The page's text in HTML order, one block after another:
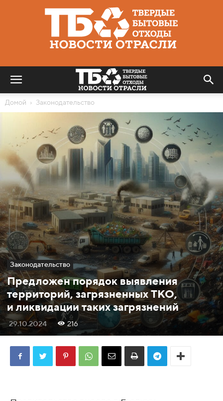
Твердые
бытовые
отходы
|
Домой Законодательство
Законодательство
Предложен порядок выявления
территорий, загрязненных ТКО,
и ликвидации таких загрязнений
29.10.2024 216